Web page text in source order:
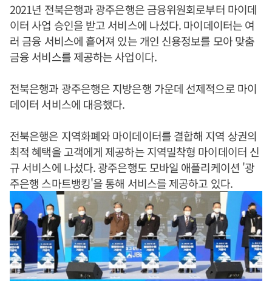
2021년 전북은행과 광주은행은 금융위원회로부터 마이데
이터 사업 승인을 받고 서비스에 나섰다. 마이데이터는 여
러 금융 서비스에 흩어져 있는 개인 신용정보를 모아 맞춤
금융 서비스를 제공하는 사업이다.
전북은행과 광주은행은 지방은행 가운데 선제적으로 마이
데이터 서비스에 대응했다.
전북은행은 지역화폐와 마이데이터를 결합해 지역 상권의
최적 혜택을 고객에게 제공하는 지역밀착형 마이데이터 신
규 서비스에 나섰다. 광주은행도 모바일 애플리케이션 '광
주은행 스마트뱅킹'을 통해 서비스를 제공하고 있다.